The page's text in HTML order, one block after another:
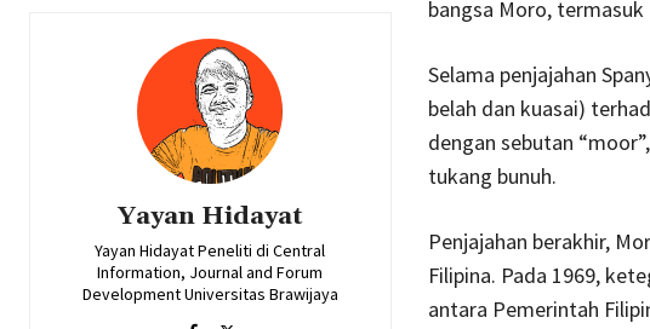
Yayan Hidayat
Yayan Hidayat Peneliti di Central
Information, Journal and Forum
Development Universitas Brawijaya
bangsa Moro,
Selama penjajahan
belah dan kuasai)
dengan sebutan
tukang bunuh.
Penjajahan berakhir,
Filipina. Pada 1969,
antara Pemerintah